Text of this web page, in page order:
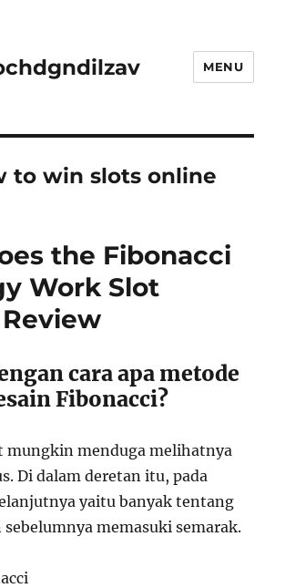
MENU
to win slots online
the Fibonacci
Work Slot
cara apa metode
Fibonacci?
mungkin menduga melihatnya
Di dalam deretan itu, pada
yaitu banyak tentang
sebelumnya memasuki semarak.